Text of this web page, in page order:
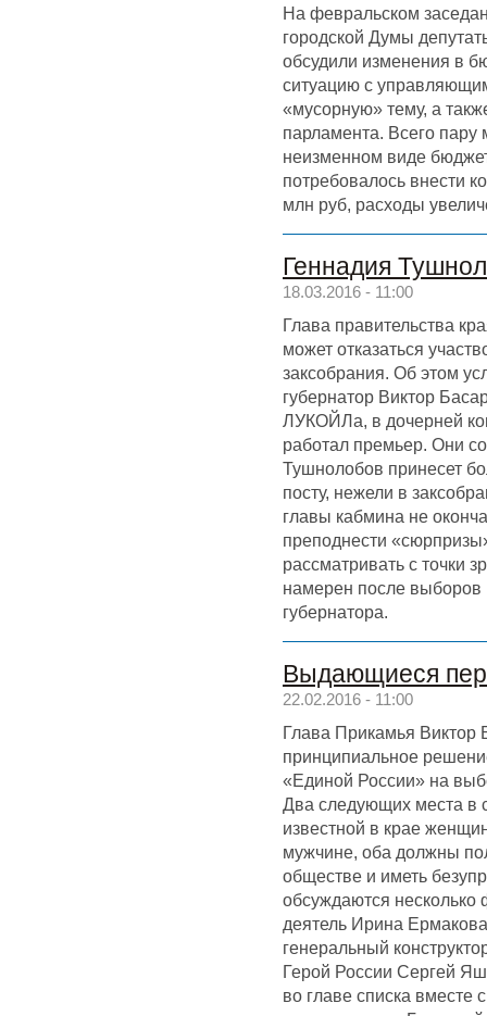
На февральском
городской Думы
обсудили изменения в
ситуацию с
«мусорную» тему, а
парламента. Всего
неизменном виде
потребовалось внести
млн руб, расходы
Геннадия
18.03.2016 - 11:00
Глава правительства
может отказаться
заксобрания. Об этом
губернатор Виктор
ЛУКОЙЛа, в дочерней
работал премьер. Они
Тушнолобов принесет
посту, нежели в
главы кабмина не
преподнести
рассматривать с точки
намерен после выборов
губернатора.
Выдающиеся
22.02.2016 - 11:00
Глава Прикамья Виктор
принципиальное
«Единой России» на
Два следующих места в
известной в крае
мужчине, оба должны
обществе и иметь
обсуждаются
деятель Ирина
генеральный
Герой России Сергей
во главе списка вместе